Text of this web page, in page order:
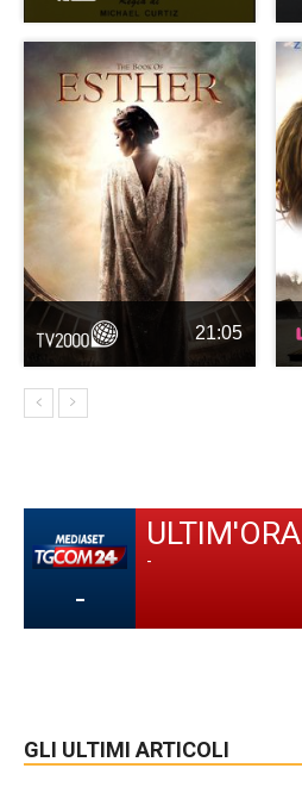
21:05
-
ULTIM'ORA
-
GLI ULTIMI ARTICOLI